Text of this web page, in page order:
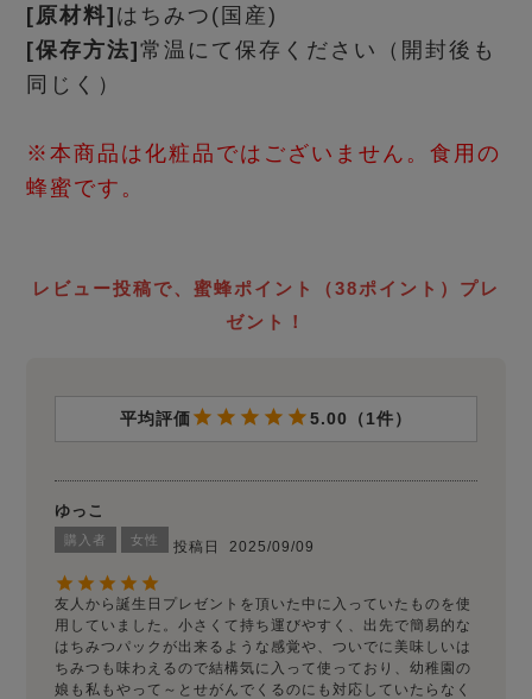
[原材料] はちみつ(国産)
[保存方法]常温にて保存ください（開封後も
同じく）
※本商品は化粧品ではございません。食用の
蜂蜜です。
レビュー投稿で、蜜蜂ポイント（38ポイント）プレ
ゼント！
5.00 1
ゆっこ
購入者 女性 投稿日 2025/09/09
友人から誕生日プレゼントを頂いた中に入っていたものを使
用していました。小さくて持ち運びやすく、出先で簡易的な
はちみつパックが出来るような感覚や、ついでに美味しいは
ちみつも味わえるので結構気に入って使っており、幼稚園の
娘も私もやって～とせがんでくるのにも対応していたらなく